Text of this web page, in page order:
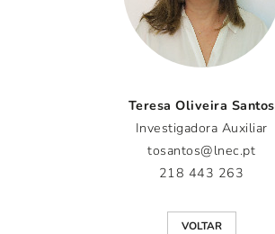
Teresa Oliveira Santos
Investigadora Auxiliar
tosantos@lnec.pt
218 443 263
VOLTAR